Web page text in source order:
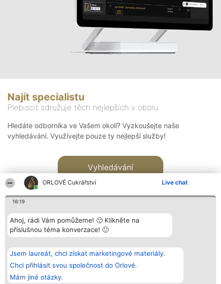
ORLOVÉ Cukrářství Live chat
16:19
Ahoj, rádi Vám pomůžeme! 🙂 Klikněte na
příslušnou téma konverzace! 🙂
Jsem laureát, chci získat marketingové materiály.
Chci přihlásit svou společnost do Orlové.
Mám jiné otázky.
Najít specialistu
Plebiscit sdružuje těch nejlepších v oboru
Hledáte odborníka ve Vašem okolí? Vyzkoušejte naše
vyhledávání. Využívejte pouze ty nejlepší služby!
Vyhledávání
Bright Side Solutions sp. z o.
o. sp. k.
ul. Ruska 22
Wrocław 50-079
KRS 0000749100 | Regon
Vítězové
Seznam všech
laureátů
Zásady
Kontakt